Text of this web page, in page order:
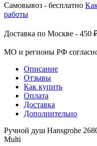
Самовывоз - бесплатно
работы
Доставка по Москве - 450
МО и регионы РФ
Описание
Отзывы
Как купить
Оплата
Доставка
Дополнительно
Ручной душ Hansgrohe
Multi